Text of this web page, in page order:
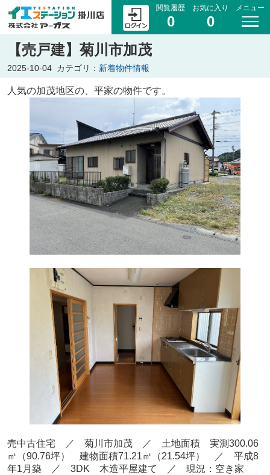
閲覧履歴
0
お気に入り
0
メニュー
【売戸建】菊川市加茂
2025-10-04 カテゴリ： 新着物件情報
人気の加茂地区の、平家の物件です。
売中古住宅 ／ 菊川市加茂
／ 土地面積 実測300.06
㎡
（90.76坪） 建物面積71.21㎡（21.54坪） ／ 平成8
年1 月 築 ／ 3DK 木造平屋建て
／ 現況：空き家